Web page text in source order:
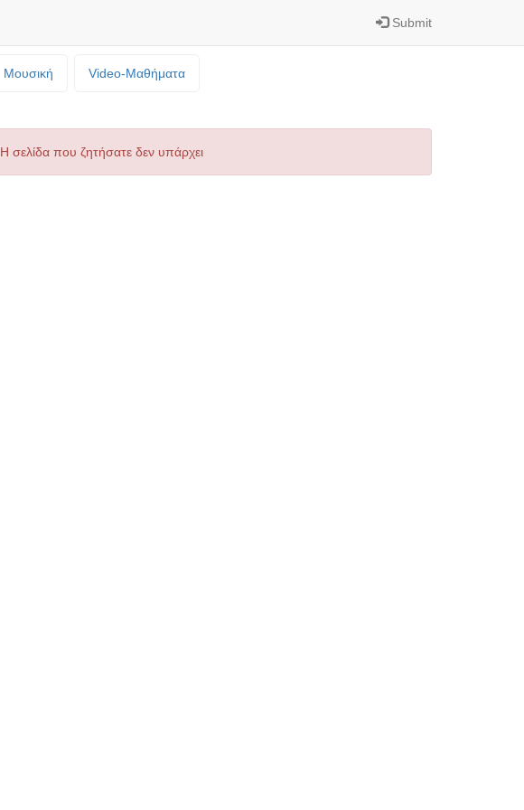
Submit
Μουσική Video-Mαθήματα
Η σελίδα που ζητήσατε δεν υπάρχει